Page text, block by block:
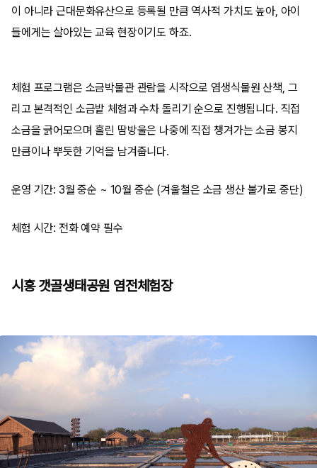
이 아니라 근대문화유산으로 등록될 만큼 역사적 가치도 높아, 아이
들에게는 살아있는 교육 현장이기도 하죠.
체험 프로그램은 소금박물관 관람을 시작으로 염생식물원 산책, 그
리고 본격적인 소금밭 체험과 수차 돌리기 순으로 진행됩니다. 직접
소금을 긁어모으며 흘린 땀방울은 나중에 직접 챙겨가는 소금 봉지
만큼이나 뿌듯한 기억을 남겨줍니다.
운영 기간: 3월 중순 ~ 10월 중순 (겨울철은 소금 생산 불가로 중단)
체험 시간: 전화 예약 필수
시흥 갯골생태공원 염전체험장